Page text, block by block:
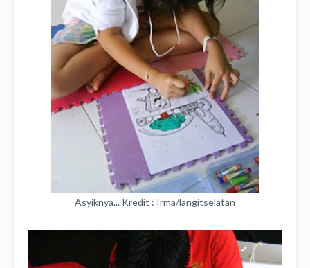
Asyiknya... Kredit : Irma/langitselatan